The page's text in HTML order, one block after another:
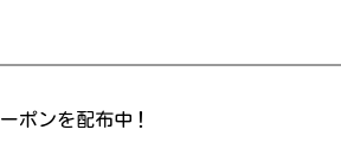
ポンを配布中！